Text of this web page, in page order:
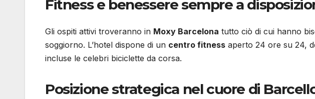
Fitness e benessere sempre a
Gli ospiti attivi troveranno in Moxy Barcelona tutto ciò di cui hanno
soggiorno. L’hotel dispone di un centro fitness aperto 24 ore su 24,
incluse le celebri biciclette da corsa.
Posizione strategica nel cuore di